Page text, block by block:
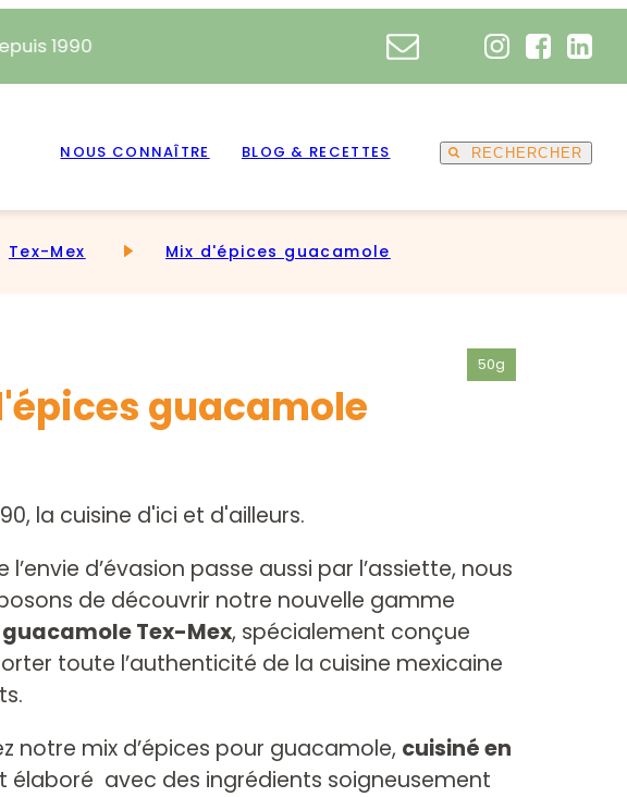
1990
NOUS CONNAÎTRE BLOG & RECETTES RECHERCHER
Tex-Mex Mix d'épices guacamole
guacamole
50g
la cuisine d'ici et d'ailleurs.
l’envie d’évasion passe aussi par l’assiette, nous
de découvrir notre nouvelle gamme
guacamole Tex-Mex, spécialement conçue
toute l’authenticité de la cuisine mexicaine
notre mix d’épices pour guacamole, cuisiné en
élaboré avec des ingrédients soigneusement